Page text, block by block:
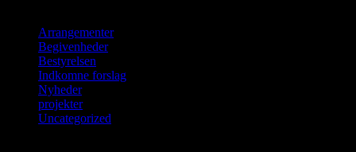
Arrangementer
Begivenheder
Bestyrelsen
Indkomne forslag
Nyheder
projekter
Uncategorized